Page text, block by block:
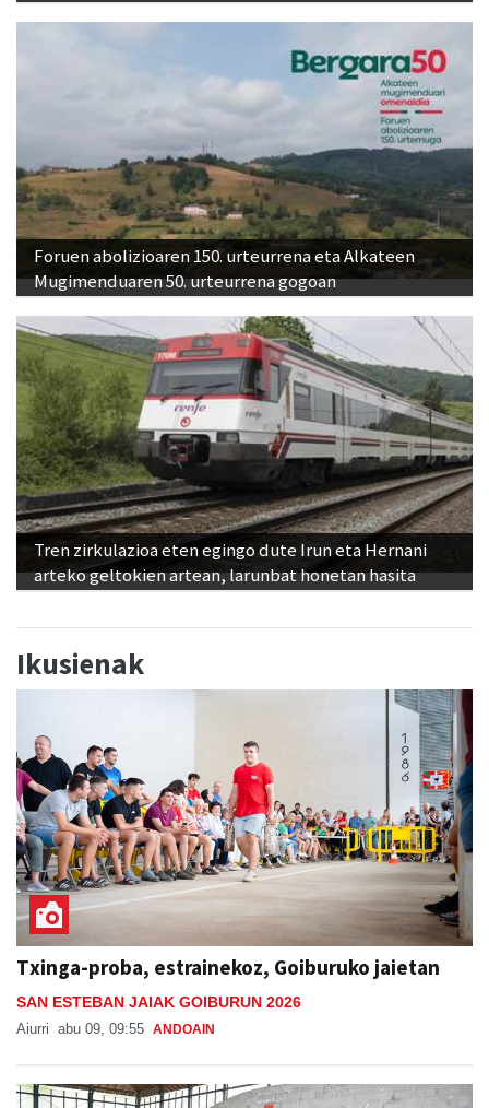
Foruen abolizioaren 150. urteurrena eta Alkateen
Mugimenduaren 50. urteurrena gogoan
Tren zirkulazioa eten egingo dute Irun eta Hernani
arteko geltokien artean, larunbat honetan hasita
Ikusienak
Txinga-proba, estrainekoz, Goiburuko jaietan
SAN ESTEBAN JAIAK GOIBURUN 2026
Aiurri abu 09, 09:55 ANDOAIN